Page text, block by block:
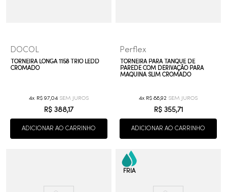
DOCOL
TORNEIRA LONGA 1158 TRIO LEDD
CROMADO
4 R$ 97,04
R$ 388,17
ADICIONAR AO CARRINHO
Perflex
TORNEIRA PARA TANQUE DE
PAREDE COM DERIVAÇÃO PARA
MAQUINA SLIM CROMADO
4 R$ 88,92
R$ 355,71
ADICIONAR AO CARRINHO